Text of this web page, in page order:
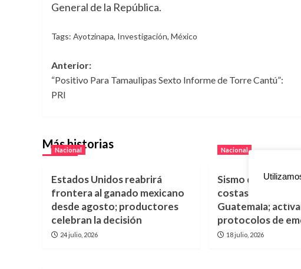
General de la República.
Tags: Ayotzinapa, Investigación, México
Navegación
de
entradas
Anterior:
“Positivo Para Tamaulipas Sexto Informe de Torre Cantú”:
PRI
Más historias
Nacional
Estados Unidos reabrirá
frontera al ganado mexicano
desde agosto; productores
celebran la decisión
24 julio, 2026
Nacional
Sismo de
costas de México y
Guatemala;
protocolos de
18 julio, 2026